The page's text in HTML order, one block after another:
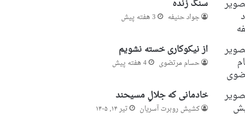
سنگ زنده
جواد حنیفه 3 هفته پیش
از نیکوکاری خسته نشویم
حسام مرتضوی 4 هفته پیش
خادمانی که جلالِ مسیحند
کشیش روبرت آسریان تیر ۱۴, ۱۴۰۵